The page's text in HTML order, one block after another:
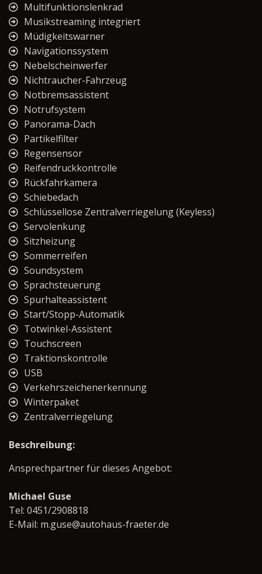
Multifunktionslenkrad
Musikstreaming integriert
Müdigkeitswarner
Navigationssystem
Nebelscheinwerfer
Nichtraucher-Fahrzeug
Notbremsassistent
Notrufsystem
Panorama-Dach
Partikelfilter
Regensensor
Reifendruckkontrolle
Rückfahrkamera
Schiebedach
Schlüssellose Zentralverriegelung (Keyless)
Servolenkung
Sitzheizung
Sommerreifen
Soundsystem
Sprachsteuerung
Spurhalteassistent
Start/Stopp-Automatik
Totwinkel-Assistent
Touchscreen
Traktionskontrolle
USB
Verkehrszeichenerkennung
Winterpaket
Zentralverriegelung
Beschreibung:
Ansprechpartner für dieses Angebot:
Michael Guse
Tel: 0451/2908818
E-Mail: m.guse@autohaus-fraeter.de